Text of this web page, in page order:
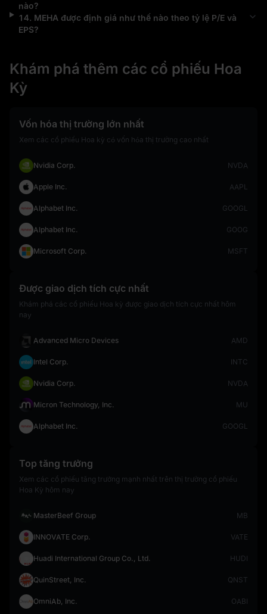
nào?
14. MEHA được định giá như thế nào theo tỷ lệ P/E và
EPS?
Khám phá thêm các cổ phiếu Hoa
Kỳ
Vốn hóa thị trường lớn nhất
Xem các cổ phiếu Hoa kỳ có vốn hóa thị trường cao nhất
Nvidia Corp. NVDA
Apple Inc. AAPL
Alphabet Inc. GOOGL
Alphabet Inc. GOOG
Microsoft Corp. MSFT
Được giao dịch tích cực nhất
Khám phá các cổ phiếu Hoa kỳ được giao dịch tích cực nhất hôm
nay
Advanced Micro Devices AMD
Intel Corp. INTC
Nvidia Corp. NVDA
Micron Technology, Inc. MU
Alphabet Inc. GOOGL
Top tăng trưởng
Xem các cổ phiếu tăng trưởng mạnh nhất trên thị trường cổ phiếu
Hoa Kỳ hôm nay
MasterBeef Group MB
INNOVATE Corp. VATE
Huadi International Group Co., Ltd. HUDI
QuinStreet, Inc. QNST
OmniAb, Inc. OABI